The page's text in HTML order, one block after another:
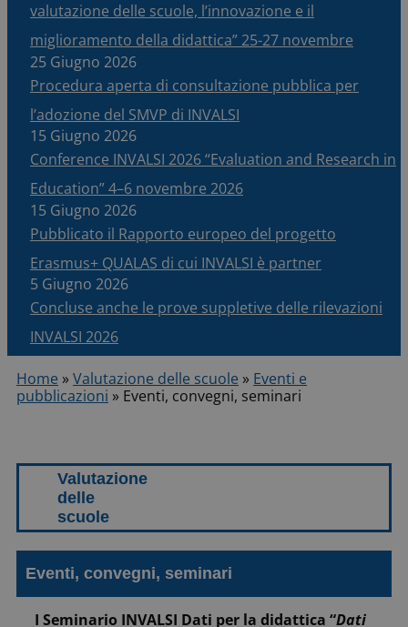
valutazione delle scuole, l’innovazione e il
miglioramento della didattica” 25-27 novembre
25 Giugno 2026
Procedura aperta di consultazione pubblica per
l’adozione del SMVP di INVALSI
15 Giugno 2026
Conference INVALSI 2026 “Evaluation and Research in
Education” 4–6 novembre 2026
15 Giugno 2026
Pubblicato il Rapporto europeo del progetto
Erasmus+ QUALAS di cui INVALSI è partner
5 Giugno 2026
Concluse anche le prove suppletive delle rilevazioni
INVALSI 2026
Home »Valutazione delle scuole » Eventi e
pubblicazioni » Eventi, convegni, seminari
Eventi, convegni, seminari
I Seminario INVALSI Dati per la didattica “Dati